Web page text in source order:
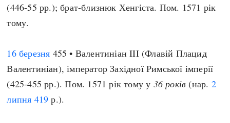
(446-55 рр.); брат-близнюк Хенгіста. Пом. 1571 рік
тому.
16 березня 455 • Валентиніан III (Флавій Плацид
Валентиніан), імператор Західної Римської імперії
(425-455 рр.). Пом. 1571 рік тому у 36 років (нар. 2
липня 419 р.).